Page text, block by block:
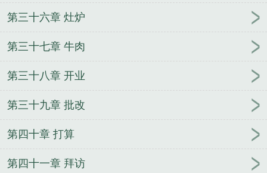
第三十六章 灶炉
第三十七章 牛肉
第三十八章 开业
第三十九章 批改
第四十章 打算
第四十一章 拜访